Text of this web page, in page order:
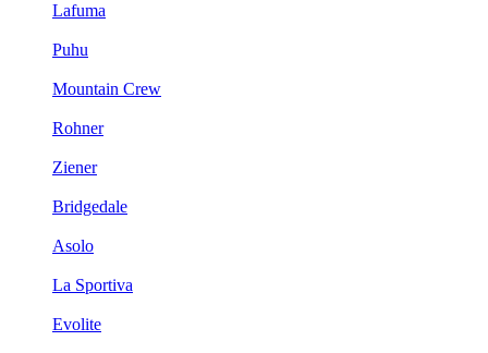
Lafuma
Puhu
Mountain Crew
Rohner
Ziener
Bridgedale
Asolo
La Sportiva
Evolite